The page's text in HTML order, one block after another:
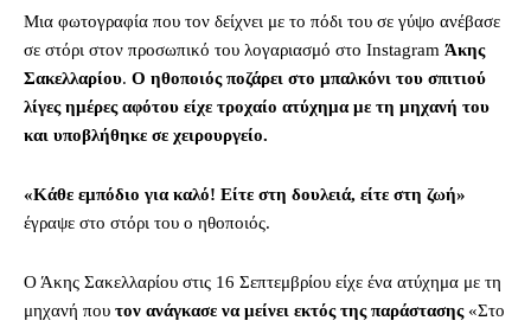
Μια φωτογραφία που τον δείχνει με το πόδι του σε γύψο ανέβασε
σε στόρι στον προσωπικό του λογαριασμό στο Instagram Άκης
Σακελλαρίου. Ο ηθοποιός ποζάρει στο μπαλκόνι του σπιτιού
λίγες ημέρες αφότου είχε τροχαίο ατύχημα με τη μηχανή του
και υποβλήθηκε σε χειρουργείο.
«Κάθε εμπόδιο για καλό! Είτε στη δουλειά, είτε στη ζωή»
έγραψε στο στόρι του ο ηθοποιός.
Ο Άκης Σακελλαρίου στις 16 Σεπτεμβρίου είχε ένα ατύχημα με τη
μηχανή που τον ανάγκασε να μείνει εκτός της παράστασης «Στο